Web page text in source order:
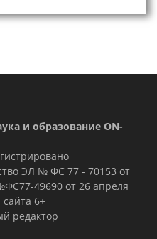
и образование ON-
ЭЛ № ФС 77 - 70153 от
49690 от 26 апреля
сайта 6+
редактор